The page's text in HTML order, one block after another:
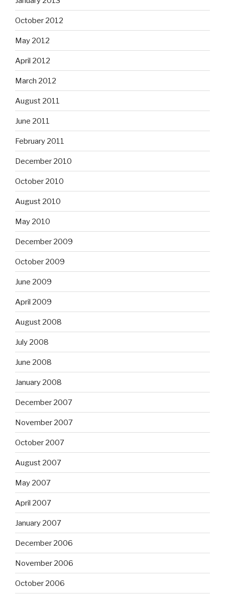
October 2012
May 2012
April 2012
March 2012
August 2011
June 2011
February 2011
December 2010
October 2010
August 2010
May 2010
December 2009
October 2009
June 2009
April 2009
August 2008
July 2008
June 2008
January 2008
December 2007
November 2007
October 2007
August 2007
May 2007
April 2007
January 2007
December 2006
November 2006
October 2006